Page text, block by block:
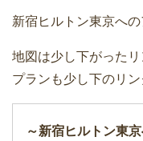
新宿ヒルトン東京へ
地図は少し下がった
プランも少し下のリン
～新宿ヒルトン東